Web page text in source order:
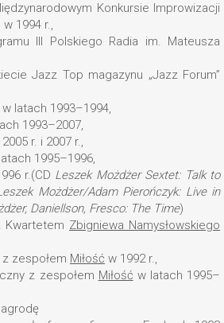
Konkursie Improwizacji
1994 r.,
III Polskiego Radia im. Mateusza
Jazz Top magazynu „Jazz Forum”
latach 1993–1994,
1993–2007,
r. i 2007 r.,
1995–1996,
r.(CD Leszek Możdżer Sextet: Talk to
Możdżer/Adam Pierończyk: Live in
Daniellson, Fresco: The Time)
Kwartetem Zbigniewa Namysłowskiego
zespołem Miłość w 1992 r.,
z zespołem Miłość w latach 1995–